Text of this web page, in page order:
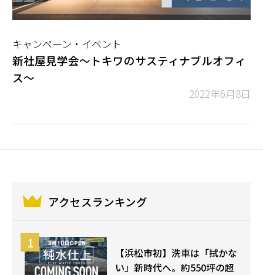
キャンペーン・イベント
新社屋見学会～トキワのサスティナブルオフィ
ス～
2022年6月8日
アクセスランキング
【浜松市初】洗車は「拭かな
い」新時代へ。約550坪の超